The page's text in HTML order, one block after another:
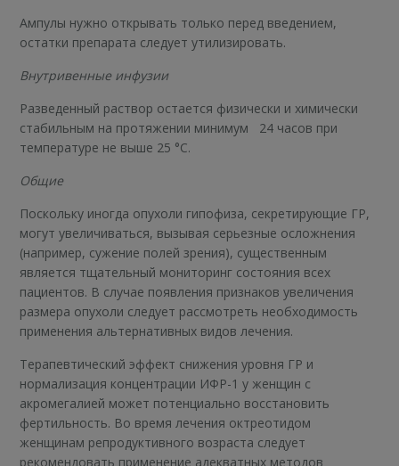
Ампулы нужно открывать только перед введением,
остатки препарата следует утилизировать.
Внутривенные инфузии
Разведенный раствор остается физически и химически
стабильным на протяжении минимум 24 часов при
температуре не выше 25 °С.
Общие
Поскольку иногда опухоли гипофиза, секретирующие ГР,
могут увеличиваться, вызывая серьезные осложнения
(например, сужение полей зрения), существенным
является тщательный мониторинг состояния всех
пациентов. В случае появления признаков увеличения
размера опухоли следует рассмотреть необходимость
применения альтернативных видов лечения.
Терапевтический эффект снижения уровня ГР и
нормализация концентрации ИФР-1 у женщин с
акромегалией может потенциально восстановить
фертильность. Во время лечения октреотидом
женщинам репродуктивного возраста следует
рекомендовать применение адекватных методов